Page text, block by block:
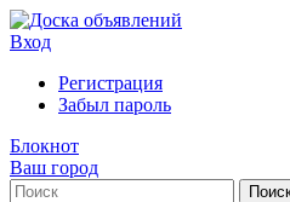
Вход
Регистрация
Забыл пароль
Блокнот
Ваш город